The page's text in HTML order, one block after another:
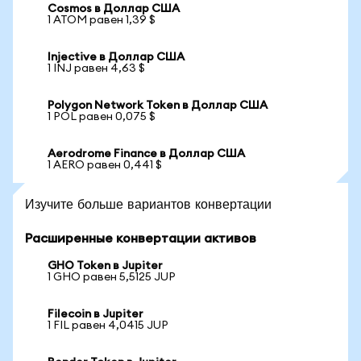
Cosmos в Доллар США
1 ATOM равен 1,39 $
Injective в Доллар США
1 INJ равен 4,63 $
Polygon Network Token в Доллар США
1 POL равен 0,075 $
Aerodrome Finance в Доллар США
1 AERO равен 0,441 $
Изучите больше вариантов конвертации
Расширенные конвертации активов
GHO Token в Jupiter
1 GHO равен 5,5125 JUP
Filecoin в Jupiter
1 FIL равен 4,0415 JUP